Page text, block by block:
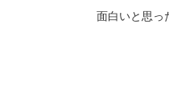
面白いと思っ